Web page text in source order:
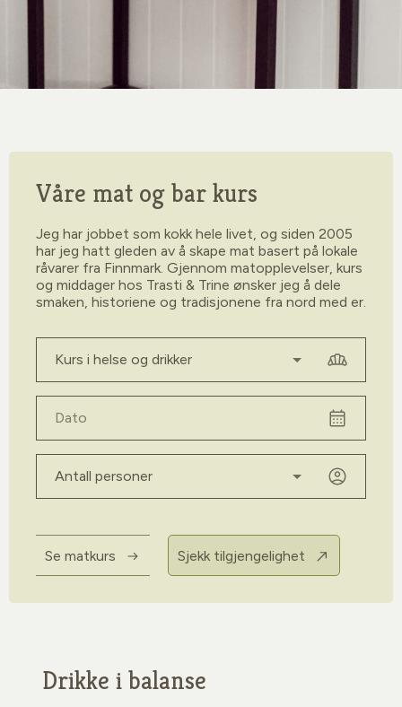
Våre mat og bar kurs
Jeg har jobbet som kokk hele livet, og siden 2005
har jeg hatt gleden av å skape mat basert på lokale
råvarer fra Finnmark. Gjennom matopplevelser, kurs
og middager hos Trasti & Trine ønsker jeg å dele
smaken, historiene og tradisjonene fra nord med er.
Se matkurs Sjekk tilgjengelighet
Drikke i balanse